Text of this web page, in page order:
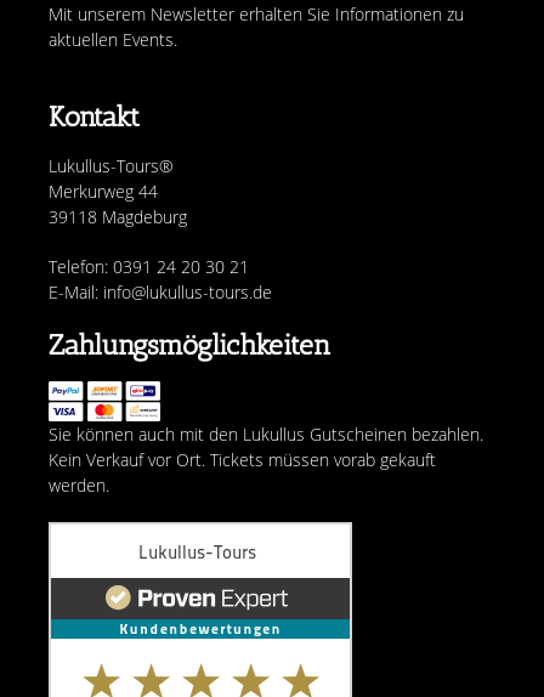
Kontakt
Lukullus-Tours®
Merkurweg 44
39118 Magdeburg
Telefon: 0391 24 20 30 21
E-Mail: info@lukullus-tours.de
Mit unserem Newsletter erhalten Sie Informationen zu
aktuellen Events.
Zahlungsmöglichkeiten
Sie können auch mit den Lukullus Gutscheinen bezahlen.
Kein Verkauf vor Ort. Tickets müssen vorab gekauft
werden.